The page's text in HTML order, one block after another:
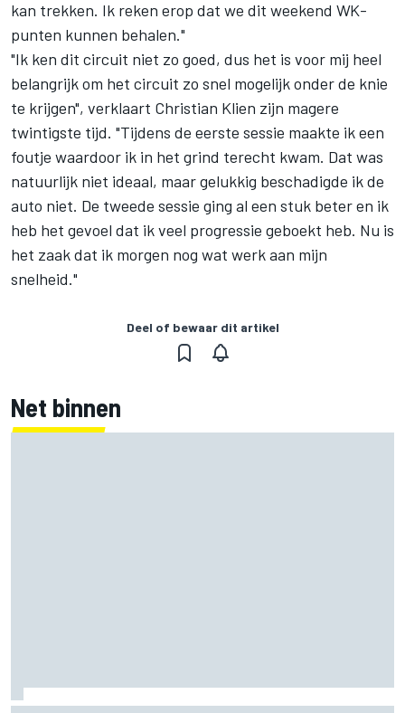
kan trekken. Ik reken erop dat we dit weekend WK-
punten kunnen behalen."
"Ik ken dit circuit niet zo goed, dus het is voor mij heel
belangrijk om het circuit zo snel mogelijk onder de knie
te krijgen", verklaart Christian Klien zijn magere
twintigste tijd. "Tijdens de eerste sessie maakte ik een
foutje waardoor ik in het grind terecht kwam. Dat was
natuurlijk niet ideaal, maar gelukkig beschadigde ik de
auto niet. De tweede sessie ging al een stuk beter en ik
heb het gevoel dat ik veel progressie geboekt heb. Nu is
het zaak dat ik morgen nog wat werk aan mijn
snelheid."
Deel of bewaar dit artikel
Net binnen